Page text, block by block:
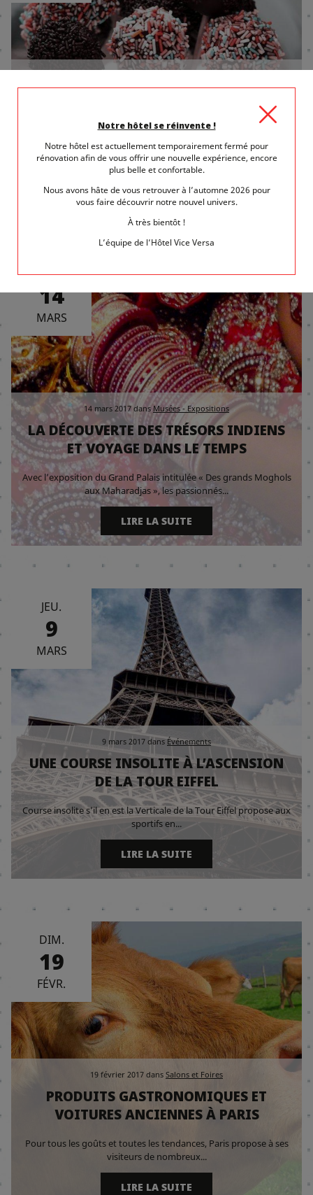
C'est bien connu, au printemps, Paris regorge de vie et
d'activités. Cette année, la Ville...
LIRE LA SUITE
MAR.
14
MARS
14 mars 2017 dans Musées - Expositions
LA DÉCOUVERTE DES TRÉSORS INDIENS
ET VOYAGE DANS LE TEMPS
Avec l’exposition du Grand Palais intitulée « Des grands Moghols
aux Maharadjas », les passionnés...
LIRE LA SUITE
JEU.
9
MARS
9 mars 2017 dans Événements
UNE COURSE INSOLITE À L’ASCENSION
DE LA TOUR EIFFEL
Course insolite s’il en est la Verticale de la Tour Eiffel propose aux
sportifs en...
LIRE LA SUITE
DIM.
19
FÉVR.
19 février 2017 dans Salons et Foires
PRODUITS GASTRONOMIQUES ET
VOITURES ANCIENNES À PARIS
Pour tous les goûts et toutes les tendances, Paris propose à ses
visiteurs de nombreux...
LIRE LA SUITE
Notre hôtel se réinvente !
Notre hôtel est actuellement temporairement fermé pour
rénovation afin de vous offrir une nouvelle expérience, encore
plus belle et confortable.
Nous avons hâte de vous retrouver à l’automne 2026 pour
vous faire découvrir notre nouvel univers.
À très bientôt !
L’équipe de l’Hôtel Vice Versa